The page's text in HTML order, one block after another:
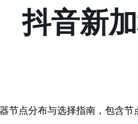
抖音新
节点分布与选择指南，包含